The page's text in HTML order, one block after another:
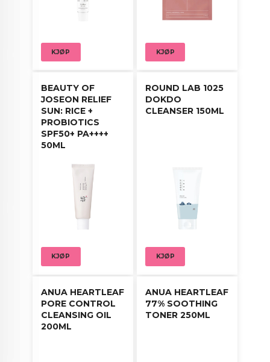
KJØP KJØP
BEAUTY OF
JOSEON RELIEF
SUN: RICE +
PROBIOTICS
SPF50+ PA++++
50ML
KJØP
ROUND LAB 1025
DOKDO
CLEANSER 150ML
KJØP
ANUA HEARTLEAF
PORE CONTROL
CLEANSING OIL
200ML
ANUA HEARTLEAF
77% SOOTHING
TONER 250ML